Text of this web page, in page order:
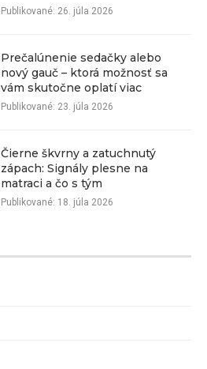
Publikované: 26. júla 2026
Prečalúnenie sedačky alebo
nový gauč – ktorá možnosť sa
vám skutočne oplatí viac
Publikované: 23. júla 2026
Čierne škvrny a zatuchnutý
zápach: Signály plesne na
matraci a čo s tým
Publikované: 18. júla 2026